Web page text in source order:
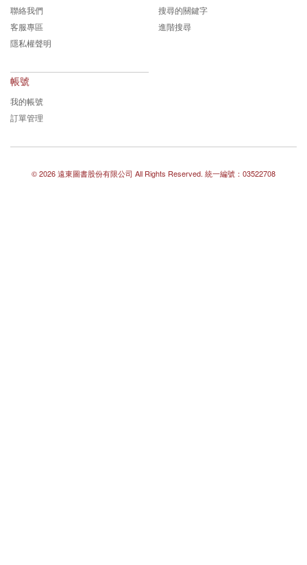
聯絡我們
客服專區
隱私權聲明
搜尋的關鍵字
進階搜尋
帳號
我的帳號
訂單管理
©2026 遠東圖書股份有限公司 All Rights Reserved. 統一編號：03522708